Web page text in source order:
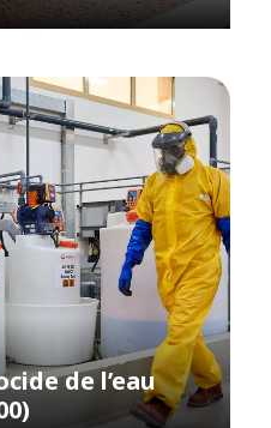
de l’eau